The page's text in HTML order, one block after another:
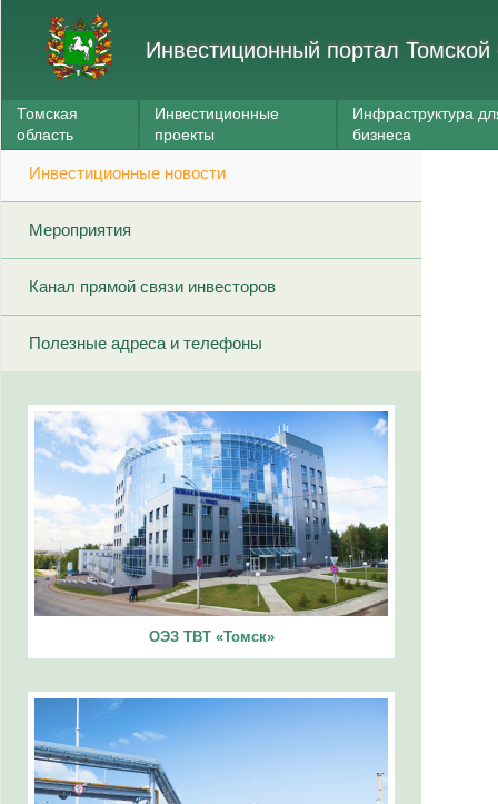
Инвестиционный портал Томской
Томская
область
Инвестиционные
проекты
Инфраструктура
бизнеса
Инвестиционные новости
Мероприятия
Канал прямой связи инвесторов
Полезные адреса и телефоны
ОЭЗ ТВТ «Томск»